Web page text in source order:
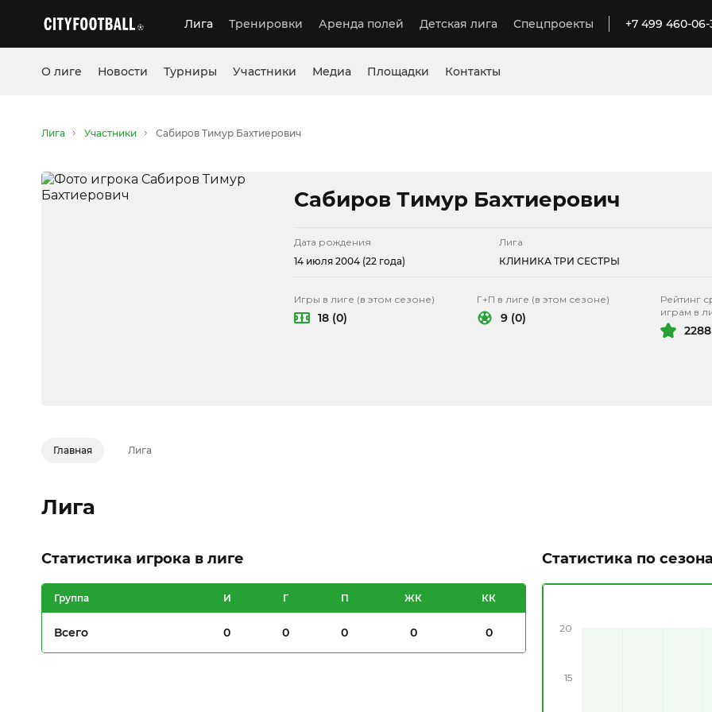
Лига Тренировки Аренда полей Детская лига Спецпроекты +7 499 460-06-
О лиге Новости Турниры Участники Медиа Площадки Контакты
Лига Участники Сабиров Тимур Бахтиерович
Сабиров Тимур Бахтиерович
Дата рождения
14 июля 2004 (22 года)
Лига
КЛИНИКА ТРИ СЕСТРЫ
Игры в лиге (в этом сезоне)
18 (0)
Г+П в лиге (в этом сезоне)
9 (0)
Рейтинг
играм в
2288
Главная Лига
Лига
Статистика игрока в лиге
Группа И Г П ЖК КК
Всего 0 0 0 0 0
Статистика по
15
20